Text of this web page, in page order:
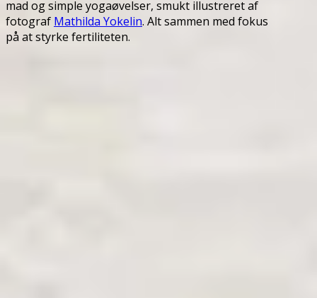
mad og simple yogaøvelser, smukt illustreret af
fotograf Mathilda Yokelin. Alt sammen med fokus
på at styrke fertiliteten.